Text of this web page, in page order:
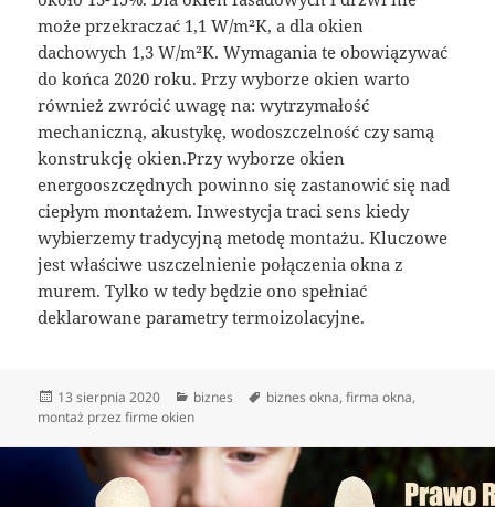
może przekraczać 1,1 W/m²K, a dla okien
dachowych 1,3 W/m²K. Wymagania te obowiązywać
do końca 2020 roku. Przy wyborze okien warto
również zwrócić uwagę na: wytrzymałość
mechaniczną, akustykę, wodoszczelność czy samą
konstrukcję okien.Przy wyborze okien
energooszczędnych powinno się zastanowić się nad
ciepłym montażem. Inwestycja traci sens kiedy
wybierzemy tradycyjną metodę montażu. Kluczowe
jest właściwe uszczelnienie połączenia okna z
murem. Tylko w tedy będzie ono spełniać
deklarowane parametry termoizolacyjne.
Data
publikacji
13 sierpnia 2020 Kategorie
biznes Tagi
biznes okna,firma okna,
montaż przez firme okien